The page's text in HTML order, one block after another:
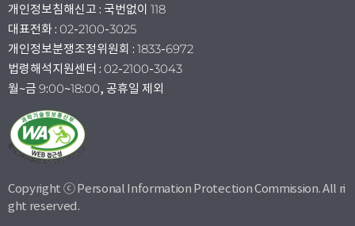
개인정보침해신고 : 국번없이 118
대표전화 : 02-2100-3025
개인정보분쟁조정위원회 : 1833-6972
법령해석지원센터 : 02-2100-3043
월~금 9:00~18:00, 공휴일 제외
Copyright ⓒ Personal Information Protection Commission. All ri
ght reserved.